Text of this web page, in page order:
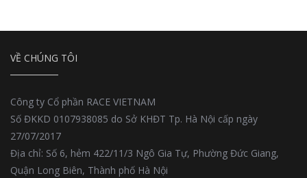
VỀ CHÚNG TÔI
Công ty Cổ phần RACE VIETNAM
Số ĐKKD 0107938085 do Sở KHĐT Tp. Hà Nội cấp ngày
27/07/2017
Địa chỉ: Số 6, hẻm 422/11/3 Ngô Gia Tự, Phường Đức Giang,
Quận Long Biên, Thành phố Hà Nội